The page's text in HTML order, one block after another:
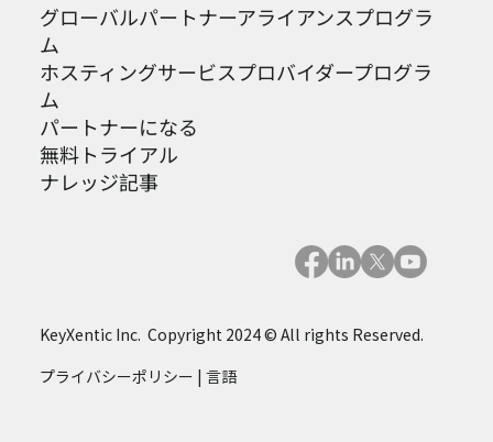
グローバルパートナーアライアンスプログラ
ム
ホスティングサービスプロバイダープログラ
ム
パートナーになる
無料トライアル
ナレッジ記事
KeyXentic Inc. Copyright 2024 © All rights Reserved.
プライバシーポリシー 言語